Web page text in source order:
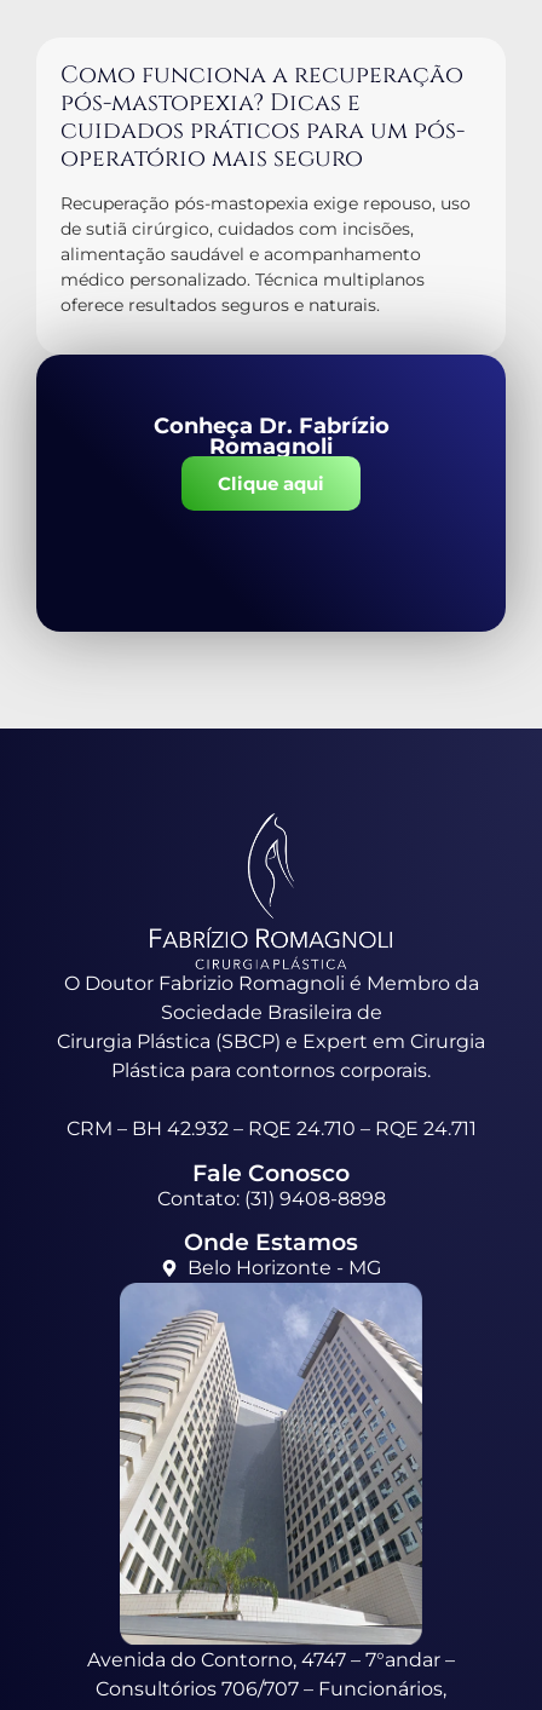
Como funciona a recuperação
pós-mastopexia? Dicas e
cuidados práticos para um pós-
operatório mais seguro
Recuperação pós-mastopexia exige repouso, uso
de sutiã cirúrgico, cuidados com incisões,
alimentação saudável e acompanhamento
médico personalizado. Técnica multiplanos
oferece resultados seguros e naturais.
Conheça Dr. Fabrízio
Romagnoli
Clique aqui
O Doutor Fabrizio Romagnoli é Membro da
Sociedade Brasileira de
Cirurgia Plástica (SBCP) e Expert em Cirurgia
Plástica para contornos corporais.
CRM – BH 42.932 – RQE 24.710 – RQE 24.711
Fale Conosco
Contato: (31) 9408-8898
Onde Estamos
Belo Horizonte - MG
Avenida do Contorno, 4747 – 7°andar –
Consultórios 706/707 – Funcionários,